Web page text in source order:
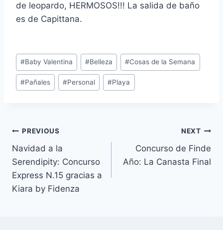
de leopardo, HERMOSOS!!! La salida de baño
es de Capittana.
Post
Tags:
#Baby Valentina #Belleza #Cosas de la Semana
#Pañales #Personal #Playa
Navegación
de
entradas
PREVIOUS
Navidad a la
Serendipity: Concurso
Express N.15 gracias a
Kiara by Fidenza
NEXT
Concurso de Finde
Año: La Canasta Final